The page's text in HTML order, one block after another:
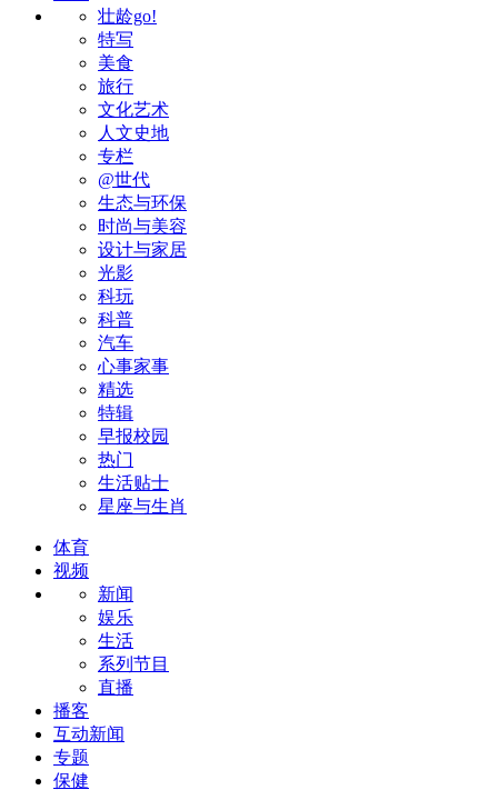
壮龄go!
特写
美食
旅行
文化艺术
人文史地
专栏
@世代
生态与环保
时尚与美容
设计与家居
光影
科玩
科普
汽车
心事家事
精选
特辑
早报校园
热门
生活贴士
星座与生肖
体育
视频
新闻
娱乐
生活
系列节目
直播
播客
互动新闻
专题
保健